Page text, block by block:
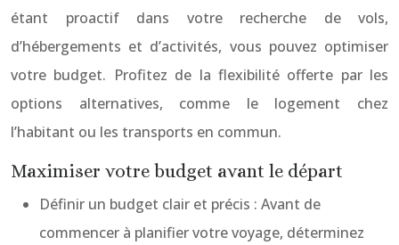
étant proactif dans votre recherche de vols,
d’hébergements et d’activités, vous pouvez optimiser
votre budget. Profitez de la flexibilité offerte par les
options alternatives, comme le logement chez
l’habitant ou les transports en commun.
Maximiser votre budget avant le départ
Définir un budget clair et précis : Avant de
commencer à planifier votre voyage, déterminez